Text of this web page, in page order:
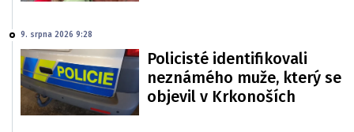
9. srpna 2026 9:28
Policisté identifikovali
neznámého muže, který se
objevil v Krkonoších